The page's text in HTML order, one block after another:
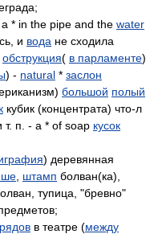
a * in the pipe and the water
и вода не сходила
обструкция( в парламенте)
) - natural * заслон
большой полый
кубик (концентрата) что-л
т. п. - a * of soap кусок
) деревянная
штамп болван(ка),
тупица, "бревно"
рядов в театре (между